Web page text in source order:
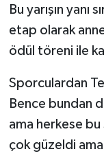
Bu yarışın yanı
etap olarak
ödül töreni ile
Sporculardan
Bence bundan
ama herkese
çok güzeldi